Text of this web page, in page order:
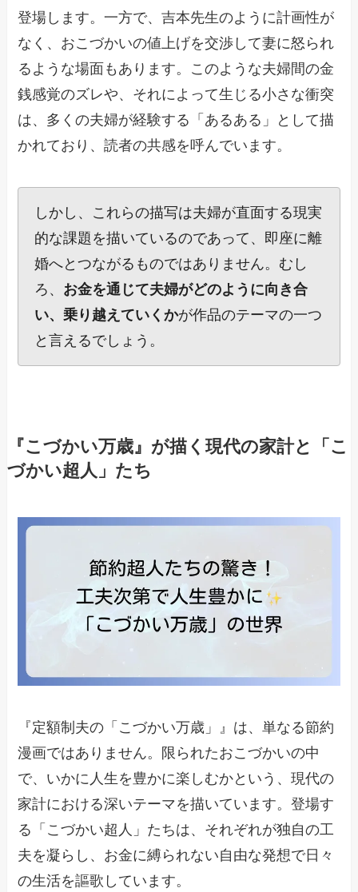
登場します。一方で、吉本先生のように計画性が
なく、おこづかいの値上げを交渉して妻に怒られ
るような場面もあります。このような夫婦間の金
銭感覚のズレや、それによって生じる小さな衝突
は、多くの夫婦が経験する「あるある」として描
かれており、読者の共感を呼んでいます。
しかし、これらの描写は夫婦が直面する現実
的な課題を描いているのであって、即座に離
婚へとつながるものではありません。むし
ろ、 お金を通じて夫婦がどのように向き合
い、乗り越えていくかが作品のテーマの一つ
と言えるでしょう。
『こづかい万歳』が描く現代の家計と「こ
づかい超人」たち
『定額制夫の「こづかい万歳」』は、単なる節約
漫画ではありません。限られたおこづかいの中
で、いかに人生を豊かに楽しむかという、現代の
家計における深いテーマを描いています。登場す
る「こづかい超人」たちは、それぞれが独自の工
夫を凝らし、お金に縛られない自由な発想で日々
の生活を謳歌しています。